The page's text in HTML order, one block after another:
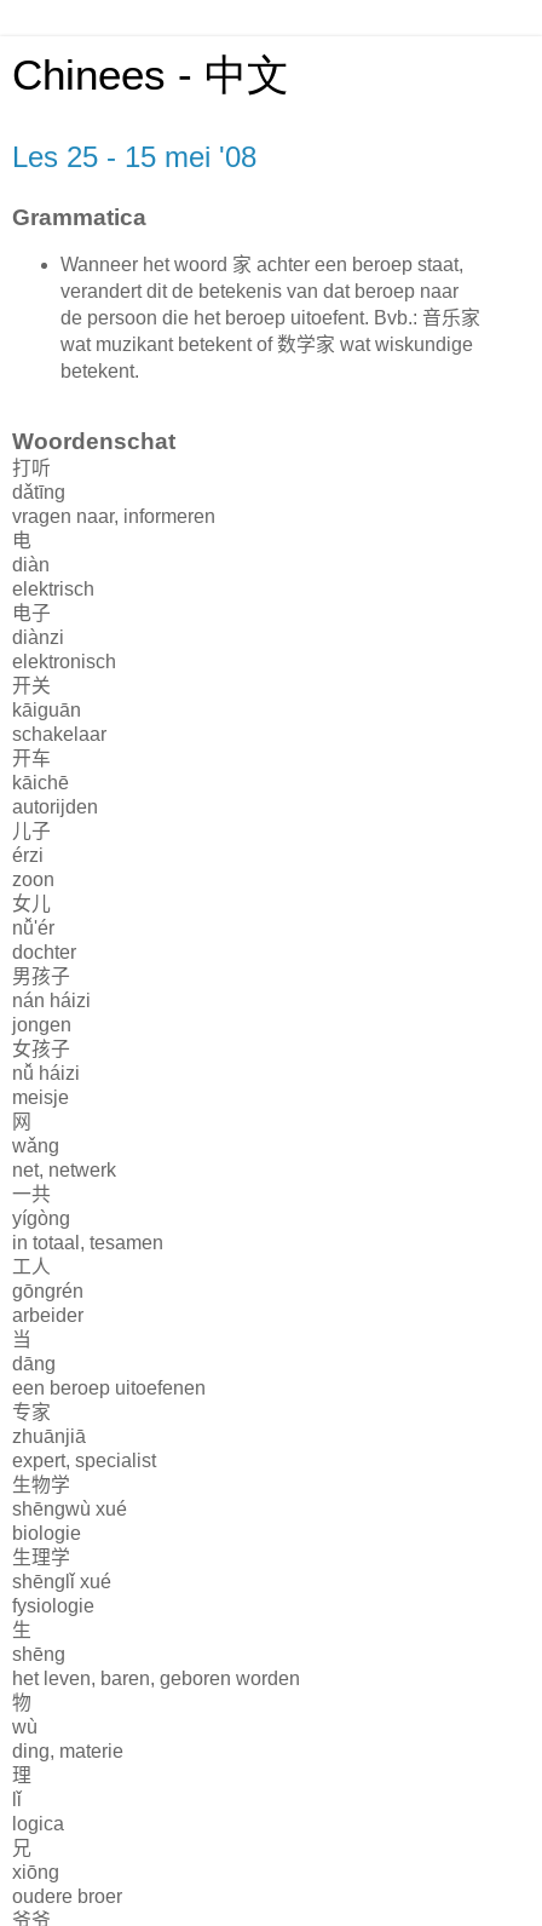
Chinees - 中文
Les 25 - 15 mei '08
Grammatica
Wanneer het woord 家 achter een beroep staat,
verandert dit de betekenis van dat beroep naar
de persoon die het beroep uitoefent. Bvb.: 音乐家
wat muzikant betekent of数学家 wat wiskundige
betekent.
Woordenschat
打听
dǎtīng
vragen naar, informeren
电
diàn
elektrisch
电子
diànzi
elektronisch
开关
kāiguān
schakelaar
开车
kāichē
autorijden
儿子
érzi
zoon
女儿
nǚ'ér
dochter
男孩子
nán háizi
jongen
女孩子
nǚ háizi
meisje
网
wǎng
net, netwerk
一共
yígòng
in totaal, tesamen
工人
gōngrén
arbeider
当
dāng
een beroep uitoefenen
专家
zhuānjiā
expert, specialist
生物学
shēngwù xué
biologie
生理学
shēnglǐ xué
fysiologie
生
shēng
het leven, baren, geboren worden
物
wù
ding, materie
理
lǐ
logica
兄
xiōng
oudere broer
爷爷